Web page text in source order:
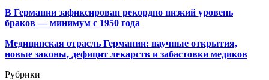
В Германии зафиксирован рекордно низкий уровень
браков — минимум с 1950 года
Медицинская отрасль Германии: научные открытия,
новые законы, дефицит лекарств и забастовки медиков
Рубрики